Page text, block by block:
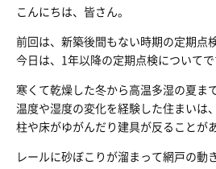
こんにちは、皆さん。
前回は、新築後間もない時期の定期点
今日は、1年以降の定期点検についてで
寒くて乾燥した冬から高温多湿の夏まで
温度や湿度の変化を経験した住まいは、
柱や床がゆがんだり建具が反ることが
レールに砂ぼこりが溜まって網戸の動